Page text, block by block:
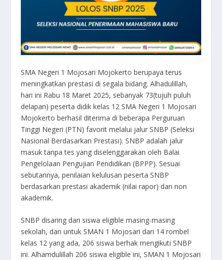
SMA Negeri 1 Mojosari Mojokerto berupaya terus
meningkatkan prestasi di segala bidang. Alhadulillah,
hari ini Rabu 18 Maret 2025, sebanyak 73(tujuh puluh
delapan) peserta didik kelas 12 SMA Negeri 1 Mojosari
Mojokerto berhasil diterima di beberapa Perguruan
Tinggi Negeri (PTN) favorit melalui jalur SNBP (Seleksi
Nasional Berdasarkan Prestasi). SNBP adalah jalur
masuk tanpa tes yang diselenggarakan oleh Balai
Pengelolaan Pengujian Pendidikan (BPPP). Sesuai
sebutannya, penilaian kelulusan peserta SNBP
berdasarkan prestasi akademik (nilai rapor) dan non
akademik.
SNBP disaring dari siswa eligible masing-masing
sekolah, dan untuk SMAN 1 Mojosari dari 14 rombel
kelas 12 yang ada, 206 siswa berhak mengikuti SNBP
ini. Alhamdulillah 206 siswa eligible ini, SMAN 1 Mojosari